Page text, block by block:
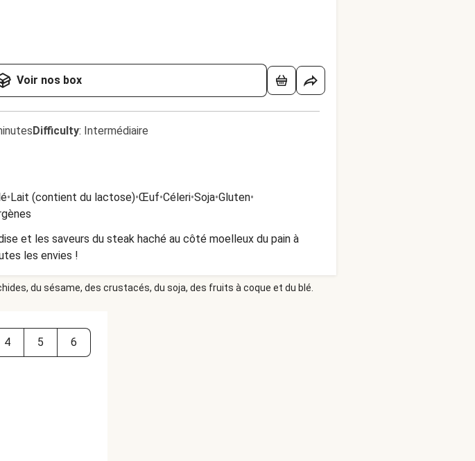
Voir nos box
Difficulty: Intermédiaire
•Lait (contient du lactose)•Œuf•Céleri•Soja•Gluten•
et les saveurs du steak haché au côté moelleux du pain à
les envies !
du sésame, des crustacés, du soja, des fruits à coque et du blé.
4 5 6